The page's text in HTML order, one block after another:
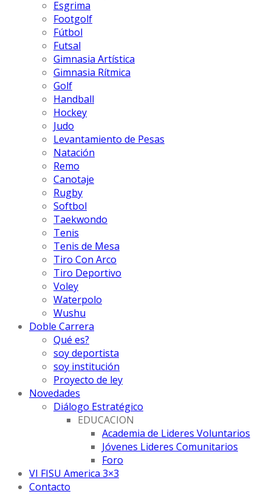
Esgrima
Footgolf
Fútbol
Futsal
Gimnasia Artística
Gimnasia Rítmica
Golf
Handball
Hockey
Judo
Levantamiento de Pesas
Natación
Remo
Canotaje
Rugby
Softbol
Taekwondo
Tenis
Tenis de Mesa
Tiro Con Arco
Tiro Deportivo
Voley
Waterpolo
Wushu
Doble Carrera
Qué es?
soy deportista
soy institución
Proyecto de ley
Novedades
Diálogo Estratégico
EDUCACION
Academia de Lideres Voluntarios
Jóvenes Lideres Comunitarios
Foro
VI FISU America 3×3
Contacto